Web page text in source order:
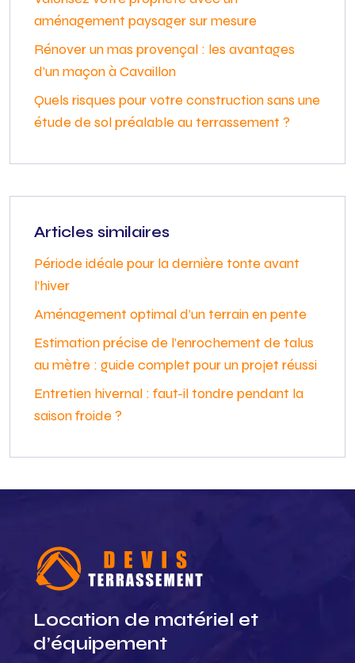
aménagement paysager sur mesure
Rénover un mas provençal : les avantages
d’un maçon à Cavaillon
Quels risques pour votre construction sans une
étude de sol préalable au terrassement ?
Articles similaires
Période idéale pour la dernière tonte avant
l’hiver
Aménagement optimal d’un terrain en pente
Estimation précise de l’enrochement de talus
au mètre : guide complet pour un projet réussi
Entretien hivernal : faut-il tondre pendant la
saison froide ?
Location de matériel et
d’équipement